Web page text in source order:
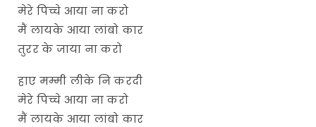
मेरे पिच्चे आया ना करो
मैं लायके आया लांबो कार
तुरर के जाया ना करो
हाए मम्मी लीके नि करदी
मेरे पिच्चे आया ना करो
मैं लायके आया लांबो कार